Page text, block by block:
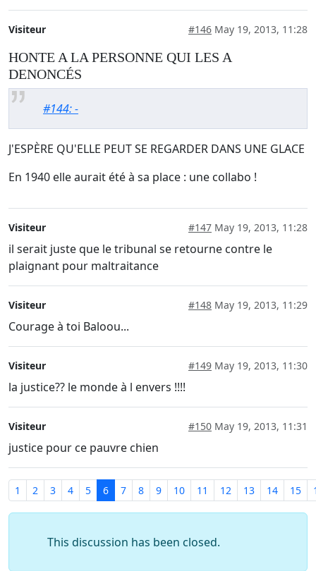
Visiteur #146 May 19, 2013, 11:28
HONTE A LA PERSONNE QUI LES A
DENONCÉS
#144: -
J'ESPÈRE QU'ELLE PEUT SE REGARDER DANS UNE GLACE
En 1940 elle aurait été à sa place : une collabo !
Visiteur #147 May 19, 2013, 11:28
il serait juste que le tribunal se retourne contre le
plaignant pour maltraitance
Visiteur #148 May 19, 2013, 11:29
Courage à toi Baloou...
Visiteur #149 May 19, 2013, 11:30
la justice?? le monde à l envers !!!!
Visiteur #150 May 19, 2013, 11:31
justice pour ce pauvre chien
1 2 3 4 5 6 7 8 9 10 11 12 13 14 15
This discussion has been closed.